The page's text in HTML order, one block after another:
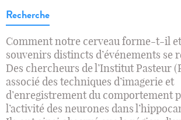
Recherche
Comment notre cerveau forme-t-il
souvenirs distincts d’événements se
Des chercheurs de l’Institut Pasteur
associé des techniques d’imagerie et
d’enregistrement du comportement
l’activité des neurones dans